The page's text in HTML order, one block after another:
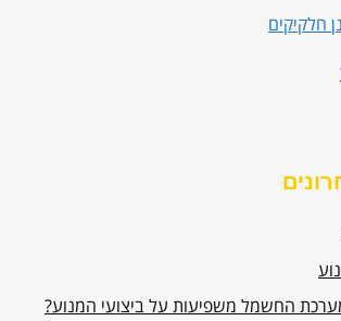
חלקיקים
החשמל משפיעות על ביצועי המנוע?